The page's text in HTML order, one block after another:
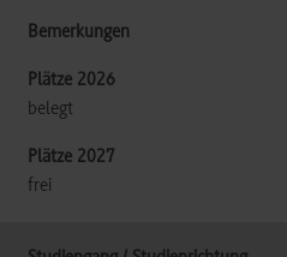
belegt
frei